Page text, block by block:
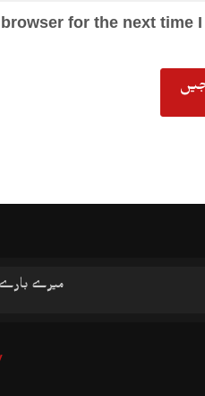
for the next time I
میرے